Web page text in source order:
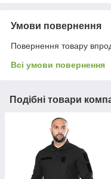
Умови повернення
Повернення товару
Всі умови повернення
Подібні товари